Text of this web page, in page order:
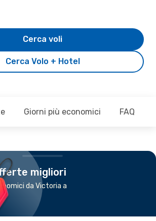
Cerca Volo + Hotel
Cerca voli
Giorni più economici FAQ
migliori
da Victoria a